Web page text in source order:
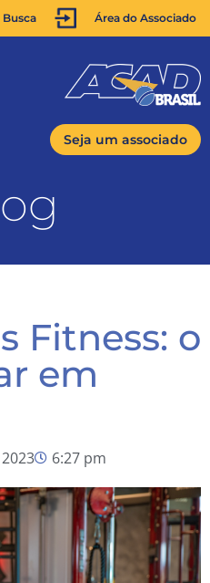
Busca Área do Associado
Seja um associado
Fitness: o
em
6:27 pm